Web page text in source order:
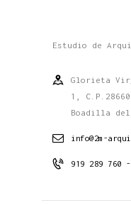
Estudio de
Glorieta
1, C.P.28660
Boadilla del
info@2m-
919 289 760